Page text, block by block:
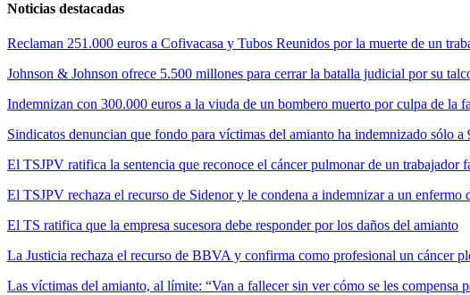
Noticias destacadas
Reclaman 251.000 euros a Cofivacasa y Tubos Reunidos por la muerte de un
Johnson & Johnson ofrece 5.500 millones para cerrar la batalla judicial por su
Indemnizan con 300.000 euros a la viuda de un bombero muerto por culpa de la
Sindicatos denuncian que fondo para víctimas del amianto ha indemnizado sólo a
El TSJPV ratifica la sentencia que reconoce el cáncer pulmonar de un trabajador
El TSJPV rechaza el recurso de Sidenor y le condena a indemnizar a un enfermo
El TS ratifica que la empresa sucesora debe responder por los daños del amianto
La Justicia rechaza el recurso de BBVA y confirma como profesional un cáncer
Las víctimas del amianto, al límite: “Van a fallecer sin ver cómo se les compensa